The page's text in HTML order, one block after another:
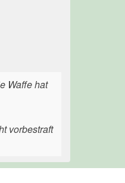
Waffe hat
vorbestraft